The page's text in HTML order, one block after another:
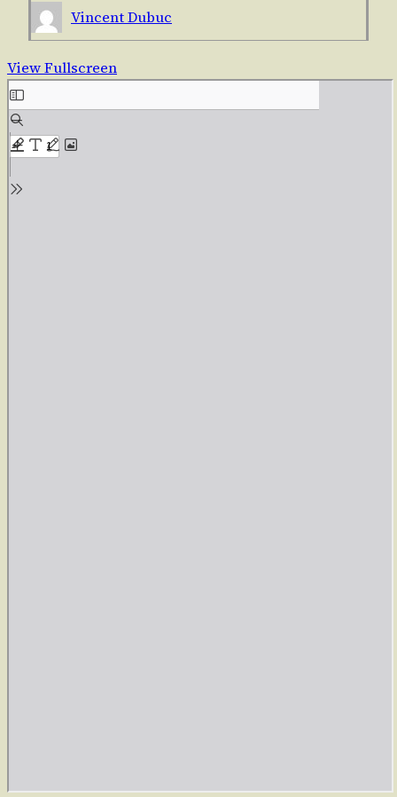
Vincent Dubuc
View Fullscreen